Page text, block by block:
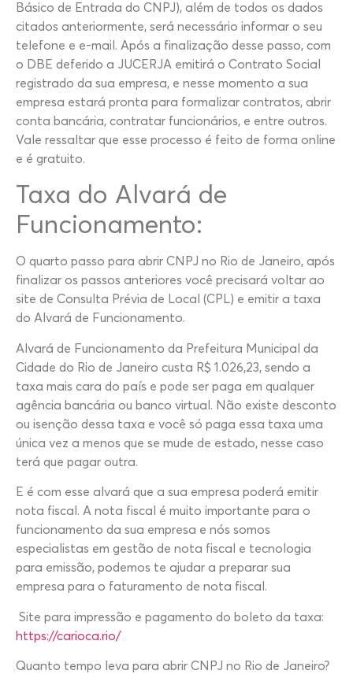
Básico de Entrada do CNPJ), além de todos os dados
citados anteriormente, será necessário informar o seu
telefone e e-mail. Após a finalização desse passo, com
o DBE deferido a JUCERJA emitirá o Contrato Social
registrado da sua empresa, e nesse momento a sua
empresa estará pronta para formalizar contratos, abrir
conta bancária, contratar funcionários, e entre outros.
Vale ressaltar que esse processo é feito de forma online
e é gratuito.
Taxa do Alvará de
Funcionamento:
O quarto passo para abrir CNPJ no Rio de Janeiro, após
finalizar os passos anteriores você precisará voltar ao
site de Consulta Prévia de Local (CPL) e emitir a taxa
do Alvará de Funcionamento.
Alvará de Funcionamento da Prefeitura Municipal da
Cidade do Rio de Janeiro custa R$ 1.026,23, sendo a
taxa mais cara do país e pode ser paga em qualquer
agência bancária ou banco virtual. Não existe desconto
ou isenção dessa taxa e você só paga essa taxa uma
única vez a menos que se mude de estado, nesse caso
terá que pagar outra.
E é com esse alvará que a sua empresa poderá emitir
nota fiscal. A nota fiscal é muito importante para o
funcionamento da sua empresa e nós somos
especialistas em gestão de nota fiscal e tecnologia
para emissão, podemos te ajudar a preparar sua
empresa para o faturamento de nota fiscal.
Site para impressão e pagamento do boleto da taxa:
https://carioca.rio/
Quanto tempo leva para abrir CNPJ no Rio de Janeiro?